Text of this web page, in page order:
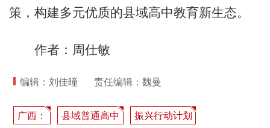
策，构建多元优质的县域高中教育新生态。
作者：周仕敏
编辑：刘佳曈 责任编辑：魏曼
广西： 县域普通高中 振兴行动计划